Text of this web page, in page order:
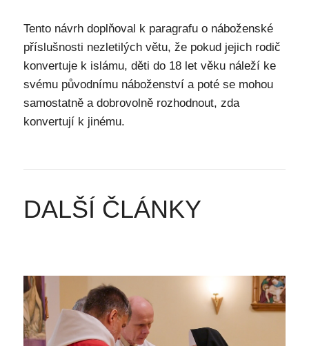
Tento návrh doplňoval k paragrafu o náboženské
příslušnosti nezletilých větu, že pokud jejich rodič
konvertuje k islámu, děti do 18 let věku náleží ke
svému původnímu náboženství a poté se mohou
samostatně a dobrovolně rozhodnout, zda
konvertují k jinému.
DALŠÍ ČLÁNKY